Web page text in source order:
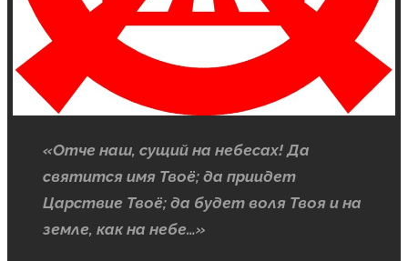
«Отче наш, сущий на небесах! Да
святится имя Твоё; да приидет
Царствие Твоё; да будет воля Твоя и на
земле, как на небе…»